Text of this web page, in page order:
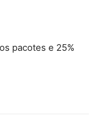
pacotes e 25%